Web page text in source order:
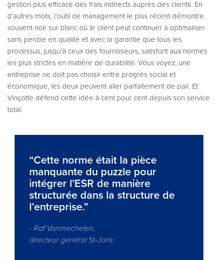
gestion plus efficace des frais indirects auprès des clients. En
d’autres mots, l’outil de management le plus récent démontre
souvent noir sur blanc où le client peut continuer à optimaliser
sans perdre en qualité et avec la garantie que tous les
processus, jusqu’à ceux des fournisseurs, satisfont aux normes
les plus strictes en matière de durabilité. Vous voyez, une
entreprise ne doit pas choisir entre progrès social et
économique, les deux peuvent aller parfaitement de pair. Et
Vinçotte défend cette idée à cent pour cent depuis son service
total.
“Cette norme était la pièce
manquante du puzzle pour
intégrer l’ESR de manière
structurée dans la structure de
l’entreprise.”
- Raf Vanmechelen,
directeur général St-Joris